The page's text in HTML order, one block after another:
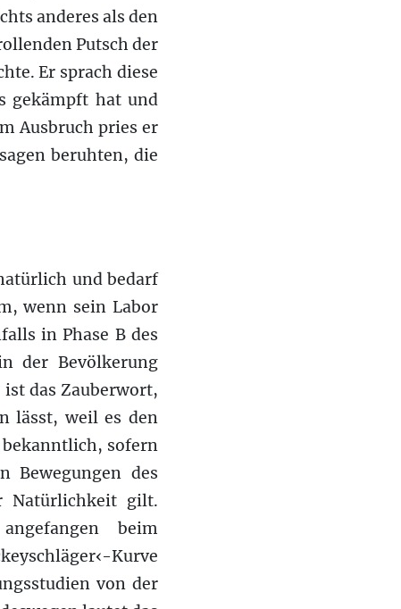
anderes als den
Putsch der
Er sprach diese
gekämpft hat und
Ausbruch pries er
beruhten, die
und bedarf
wenn sein Labor
in Phase B des
der Bevölkerung
das Zauberwort,
lässt, weil es den
sofern
des
Natürlichkeit gilt.
beim
Kurve
von der